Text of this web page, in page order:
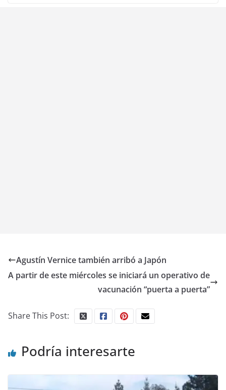
Agustín Vernice también arribó a Japón
A partir de este miércoles se iniciará un operativo de
vacunación “puerta a puerta”
Share This Post:
Podría interesarte